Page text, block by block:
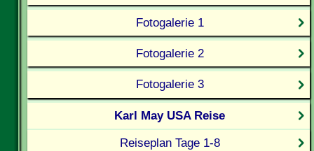
Fotogalerie 1
Fotogalerie 2
Fotogalerie 3
Karl May USA Reise
Reiseplan Tage 1-8